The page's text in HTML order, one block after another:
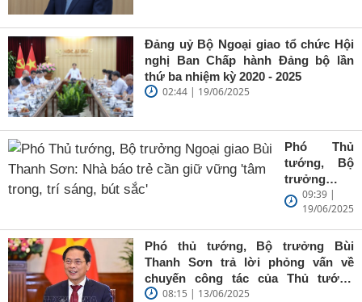
Đảng uỷ Bộ Ngoại giao tổ chức Hội
nghị Ban Chấp hành Đảng bộ lần
thứ ba nhiệm kỳ 2020 - 2025
02:44 | 19/06/2025
Phó Thủ
tướng, Bộ
trưởng
Ngoại giao
Bùi Thanh
Sơn: Nhà
báo trẻ cần
giữ vững
'tâm trong,
09:39 |
19/06/2025
Phó thủ tướng, Bộ trưởng Bùi
Thanh Sơn trả lời phỏng vấn về
chuyến công tác của Thủ tướng
Chính phủ đến Estonia, Pháp và
08:15 | 13/06/2025